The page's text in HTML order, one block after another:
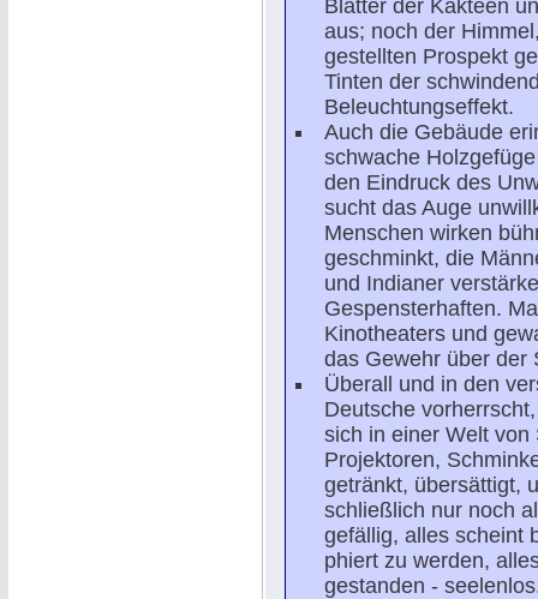
Blätter der Kakteen
aus; noch der
gestellten Prospekt
Tinten der
Beleuchtungseffekt.
Auch die Gebäude
schwache
den Eindruck des
sucht das Auge
Menschen wirken
geschminkt, die
und Indianer
Gespensterhaften.
Kinotheaters und
das Gewehr über der
Überall und in den
Deutsche
sich in einer Welt
Projektoren,
getränkt, übersättigt,
schließlich nur noch
gefällig, alles scheint
phiert zu werden,
gestanden -